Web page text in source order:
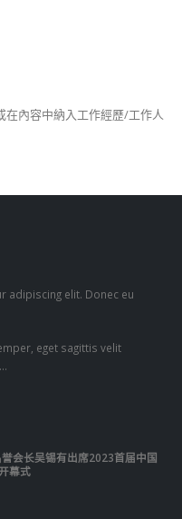
在內容中納入工作經歷/工作人
adipiscing elit. Donec eu
eget sagittis velit
会长吴锡有出席2023首届中国
幕式